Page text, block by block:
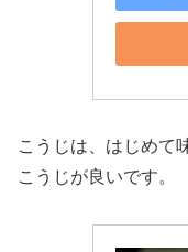
こうじは、はじめて
こうじが良いです。